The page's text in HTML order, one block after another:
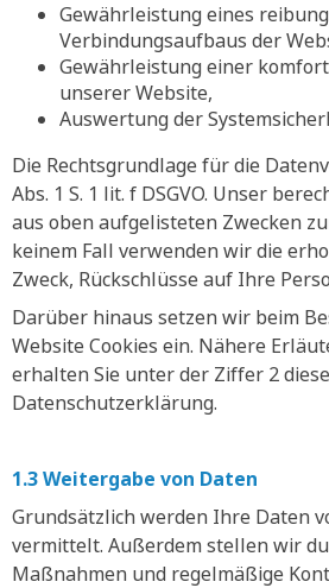
Gewährleistung eines
Verbindungsaufbaus der
Gewährleistung einer
unserer Website,
Auswertung der
Die Rechtsgrundlage für die
Abs. 1 S. 1 lit. f DSGVO. Unser
aus oben aufgelisteten Zwecken
keinem Fall verwenden wir die
Zweck, Rückschlüsse auf Ihre
Darüber hinaus setzen wir beim
Website Cookies ein. Nähere
erhalten Sie unter der Ziffer 2
Datenschutzerklärung.
1.3 Weitergabe von Daten
Grundsätzlich werden Ihre Daten
vermittelt. Außerdem stellen wir
Maßnahmen und regelmäßige